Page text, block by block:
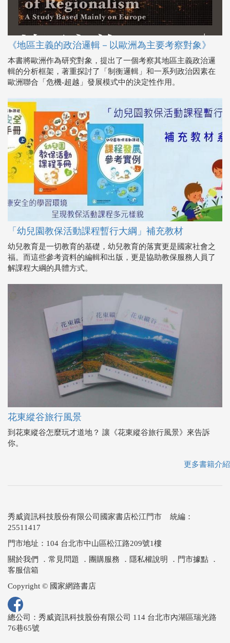
《地區主義的政治邏輯－以歐洲為主要考察對象》
本書將歐洲作為研究對象，提出了一個考察其地區主義政治邏
輯的分析框架，著重探討了「制衡邏輯」和一系列政治因素在
歐洲聯合「危機-超越」發展模式中的決定性作用。
「幼兒園教保活動課程暫行大綱」補充教材
幼兒教育是一切教育的基礎，幼兒教育的落實更是國家社會之
福。而這些參考資料的編輯和出版，更是協助教保服務人員了
解課程大綱的具體方式。
花東縱谷旅行風景
到花東縱谷怎麼玩才道地？ 讓《花東縱谷旅行風景》來告訴
你。
更多書籍介紹
秀威資訊科技股份有限公司國家書店松江門市 統編：
25511417
門市地址：104 台北市中山區松江路209號1樓
關於我們
． 常見問題 ． 團購服務 ． 隱私權說明 ． 門市據點 ．
客服信箱
Copyright © 國家網路書店
總公司：秀威資訊科技股份有限公司 114 台北市內湖區瑞光路
76巷65號